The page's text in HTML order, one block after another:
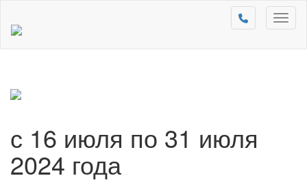
с 16 июля по 31 июля
2024 года